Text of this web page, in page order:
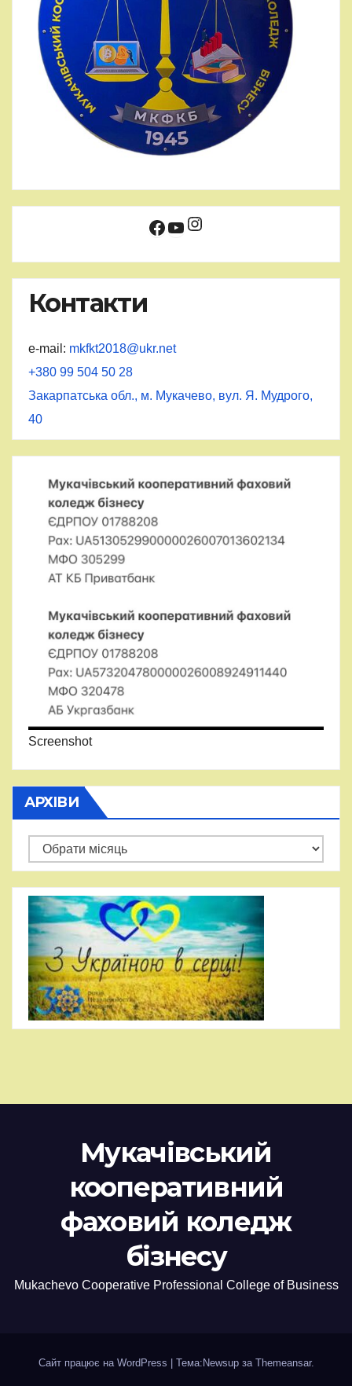
Facebook
YouTube
Instagram
Контакти
e-mail: mkfkt2018@ukr.net
+380 99 504 50 28
Закарпатська обл., м. Мукачево, вул. Я. Мудрого,
40
Screenshot
АРХІВИ
Архіви
Мукачівський
кооперативний
фаховий коледж
бізнесу
Mukachevo Cooperative Professional College of Business
Сайт працює на WordPress | Тема:Newsup за Themeansar.